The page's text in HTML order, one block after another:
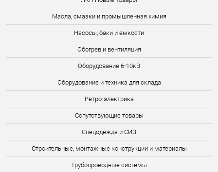
Масла, смазки и промышленная химия
Насосы, баки и емкости
Обогрев и вентиляция
Оборудование 6-10кВ
Оборудование и техника для склада
Ретро-электрика
Сопутствующие товары
Спецодежда и СИЗ
Строительные, монтажные конструкции и материалы
Трубопроводные системы